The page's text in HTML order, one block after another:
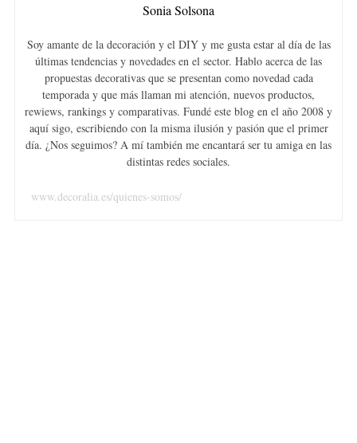
Sonia Solsona
Soy amante de la decoración y el DIY y me gusta estar al día de las
últimas tendencias y novedades en el sector. Hablo acerca de las
propuestas decorativas que se presentan como novedad cada
temporada y que más llaman mi atención, nuevos productos,
rewiews, rankings y comparativas. Fundé este blog en el año 2008 y
aquí sigo, escribiendo con la misma ilusión y pasión que el primer
día. ¿Nos seguimos? A mí también me encantará ser tu amiga en las
distintas redes sociales.
www.decoralia.es/quienes-somos/